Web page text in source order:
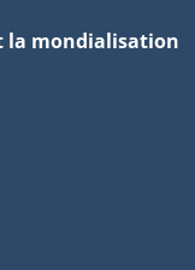
la mondialisation